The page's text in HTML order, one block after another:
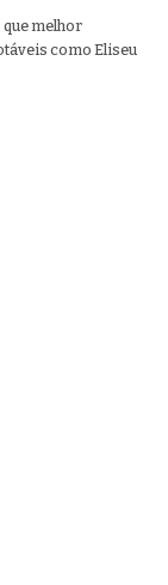
melhor
como Eliseu